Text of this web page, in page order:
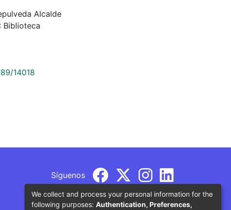
Alcalde
Biblioteca
14018
Síguenos
We collect and process your personal information for the
following purposes: Authentication, Preferences,